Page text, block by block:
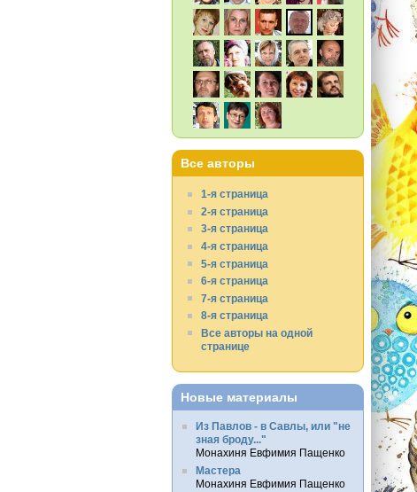
Все авторы
1-я страница
2-я страница
3-я страница
4-я страница
5-я страница
6-я страница
7-я страница
8-я страница
Все авторы на одной
странице
Новые материалы
Из Павлов - в Савлы, или "не
зная броду..."
Монахиня Евфимия Пащенко
Мастера
Монахиня Евфимия Пащенко